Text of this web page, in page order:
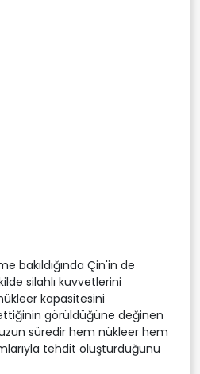
bakıldığında Çin'in de
silahlı kuvvetlerini
kapasitesini
görüldüğüne değinen
süredir hem nükleer hem
tehdit oluşturduğunu